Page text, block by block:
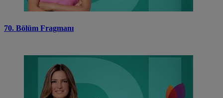
70. Bölüm Fragmanı